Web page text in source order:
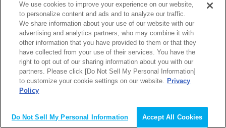
群馬県
北陸・甲信越
新潟県
石川県
富山県
福井県
長野県
山梨県
東海
静岡県
三重県
岐阜県
We use cookies to improve your experience on our website,
to personalize content and ads and to analyze our traffic.
We share information about your use of our website with our
advertising and analytics partners, who may combine it with
other information that you have provided to them or that they
have collected from your use of their services. You have the
right to opt out of our sharing information about you with our
partners. Please click [Do Not Sell My Personal Information]
to customize your cookie settings on our website. Privacy
Policy
Do Not Sell My Personal Information Accept All Cookies